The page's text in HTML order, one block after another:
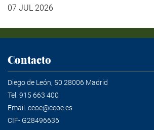
07 JUL 2026
Contacto
Diego de León, 50 28006 Madrid
Tel. 915 663 400
Email. ceoe@ceoe.es
CIF- G28496636